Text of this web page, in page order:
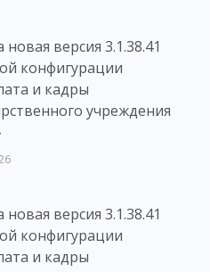
версия 3.1.38.41
конфигурации
и кадры
учреждения
версия 3.1.38.41
конфигурации
и кадры